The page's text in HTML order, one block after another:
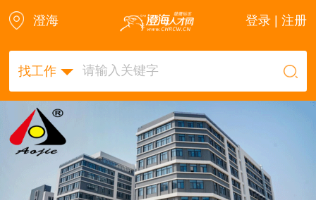
澄海 登录 | 注册
找工作